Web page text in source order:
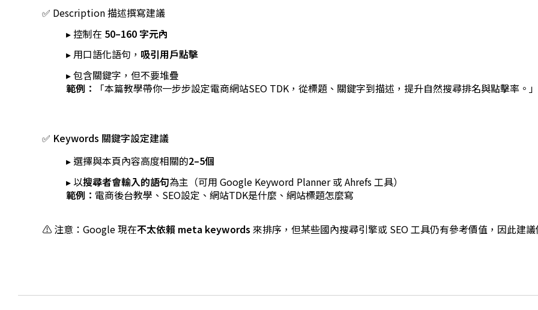
✅ Description 描述撰寫建議
▸ 控制在 50–160 字元內
▸ 用口語化語句， 吸引用戶點擊
▸ 包含關鍵字，但不要堆疊
範例：
「本篇教學帶你一步步設定電商網站SEO TDK，從標題、關鍵字到描述，提升自然搜尋排名與點擊率。」
✅ Keywords 關鍵字設定建議
▸ 選擇與本頁內容高度相關的2–5個
▸ 以搜尋者會輸入的語句為主（可用 Google Keyword Planner或Ahrefs 工具）
範例： 電商後台教學、SEO設定、網站TDK是什麼、網站標題怎麼寫
⚠️ 注意：Google 現在不太依賴 meta keywords來排序，但某些國內搜尋引擎或 SEO 工具仍有參考價值，因此建